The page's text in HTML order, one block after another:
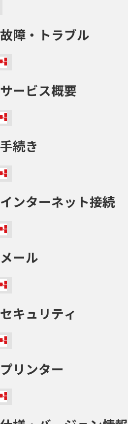
故障・トラブル
サービス概要
手続き
インターネット接続
メール
セキュリティ
プリンター